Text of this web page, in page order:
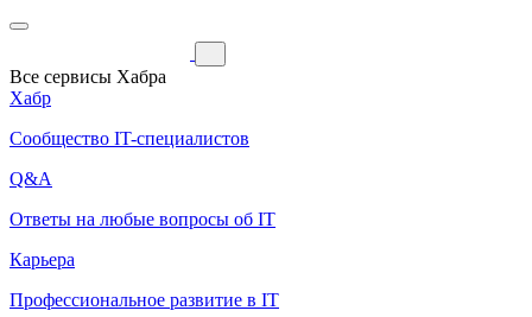
Все сервисы Хабра
Хабр
Сообщество IT-специалистов
Q&A
Ответы на любые вопросы об IT
Карьера
Профессиональное развитие в IT